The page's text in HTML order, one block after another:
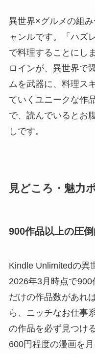
異世界×グルメの組
ャンルです。「ハズ
で料理することにし
ロインが、異世界で
ムを武器に、料理ス
ていくユニークな作
で、読んでいるとお
しです。
見どころ・魅力
900作品以上の圧
Kindle Unlimitedの異
2026年3月時点で
だけの作品数があれ
ら、ニッチなお仕事
の作品を必ず見つけ
600円程度の漫画を